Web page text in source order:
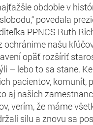
obdobie v
povedala
PPNCS Ruth
ochránime našu
opäť rozšíriť
– lebo to sa stane.
pacientov, komunít,
aj našich
verím, že máme
silu a znovu sa